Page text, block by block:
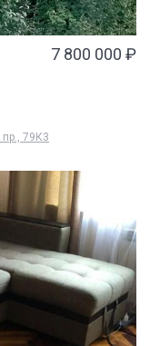
7 800 000 ₽
пр., 79К3